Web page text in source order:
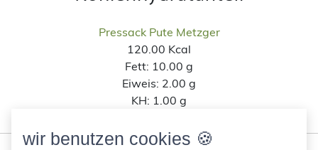
Pressack Pute Metzger
120.00 Kcal
Fett: 10.00 g
Eiweis: 2.00 g
KH: 1.00 g
wir benutzen cookies 🍪